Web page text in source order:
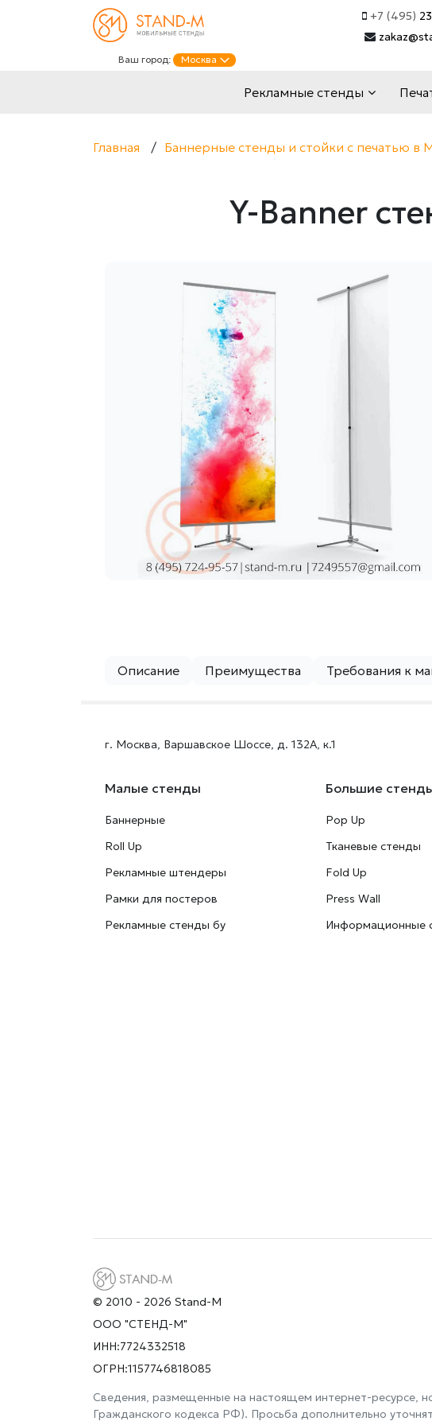
+7 (495)
Ваш город: Москва
Рекламные стенды
Главная / Баннерные стенды и стойки с печатью в
Y-Banner
Описание Преимущества Требования к
г. Москва, Варшавское Шоссе, д. 132А, к.1
Малые стенды
Баннерные
Roll Up
Рекламные штендеры
Рамки для постеров
Рекламные стенды бу
Большие
Pop Up
Тканевые стенды
Fold Up
Press Wall
Информационные
© 2010 - 2026 Stand-M
ООО "СТЕНД-М"
ИНН:7724332518
ОГРН:1157746818085
Сведения, размещенные на настоящем интернет-ресурсе,
Гражданского кодекса РФ). Просьба дополнительно